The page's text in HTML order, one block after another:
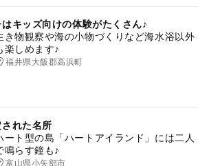
キッズ向けの体験がたくさん♪
き物観察や海の小物づくりなど海水浴以外
楽しめます♪
福井県大飯郡高浜町
れた名所
ート型の島「ハートアイランド」には二人
鳴らす鐘も♪
富山県小矢部市